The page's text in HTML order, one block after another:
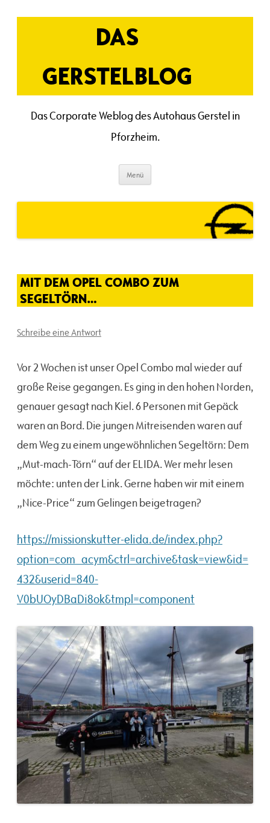
Inhalt
DAS
GERSTELBLOG
Das Corporate Weblog des Autohaus Gerstel in
Pforzheim.
Menü
MIT DEM OPEL COMBO ZUM
SEGELTÖRN…
Schreibe eine Antwort
Vor 2 Wochen ist unser Opel Combo mal wieder auf
große Reise gegangen. Es ging in den hohen Norden,
genauer gesagt nach Kiel. 6 Personen mit Gepäck
waren an Bord. Die jungen Mitreisenden waren auf
dem Weg zu einem ungewöhnlichen Segeltörn: Dem
„Mut-mach-Törn“ auf der ELIDA. Wer mehr lesen
möchte: unten der Link. Gerne haben wir mit einem
„Nice-Price“ zum Gelingen beigetragen?
https://missionskutter-elida.de/index.php?
option=com_acym&ctrl=archive&task=view&id=
432&userid=840-
V0bUOyDBaDi8ok&tmpl=component